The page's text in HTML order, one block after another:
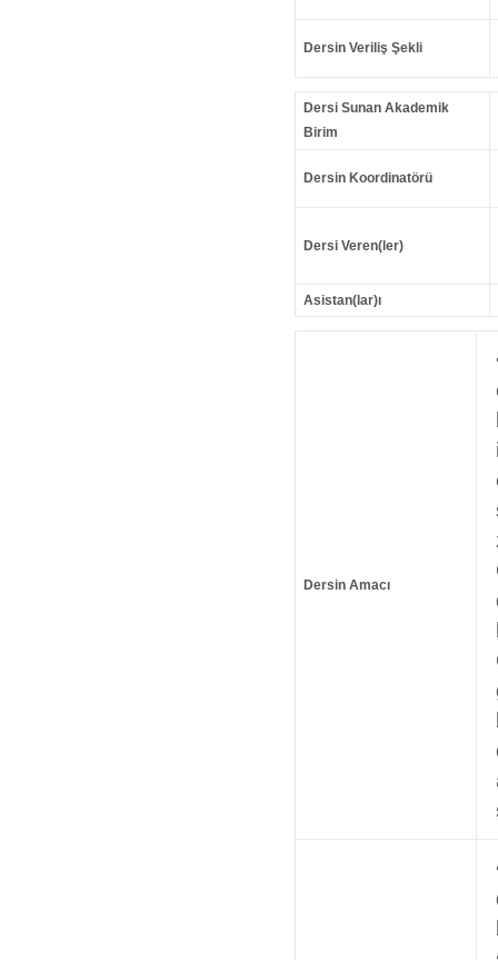
Dersin Veriliş Şekli
Dersi Sunan Akademik
Birim
Dersin Koordinatörü
Dersi Veren(ler)
Asistan(lar)ı
Dersin Amacı